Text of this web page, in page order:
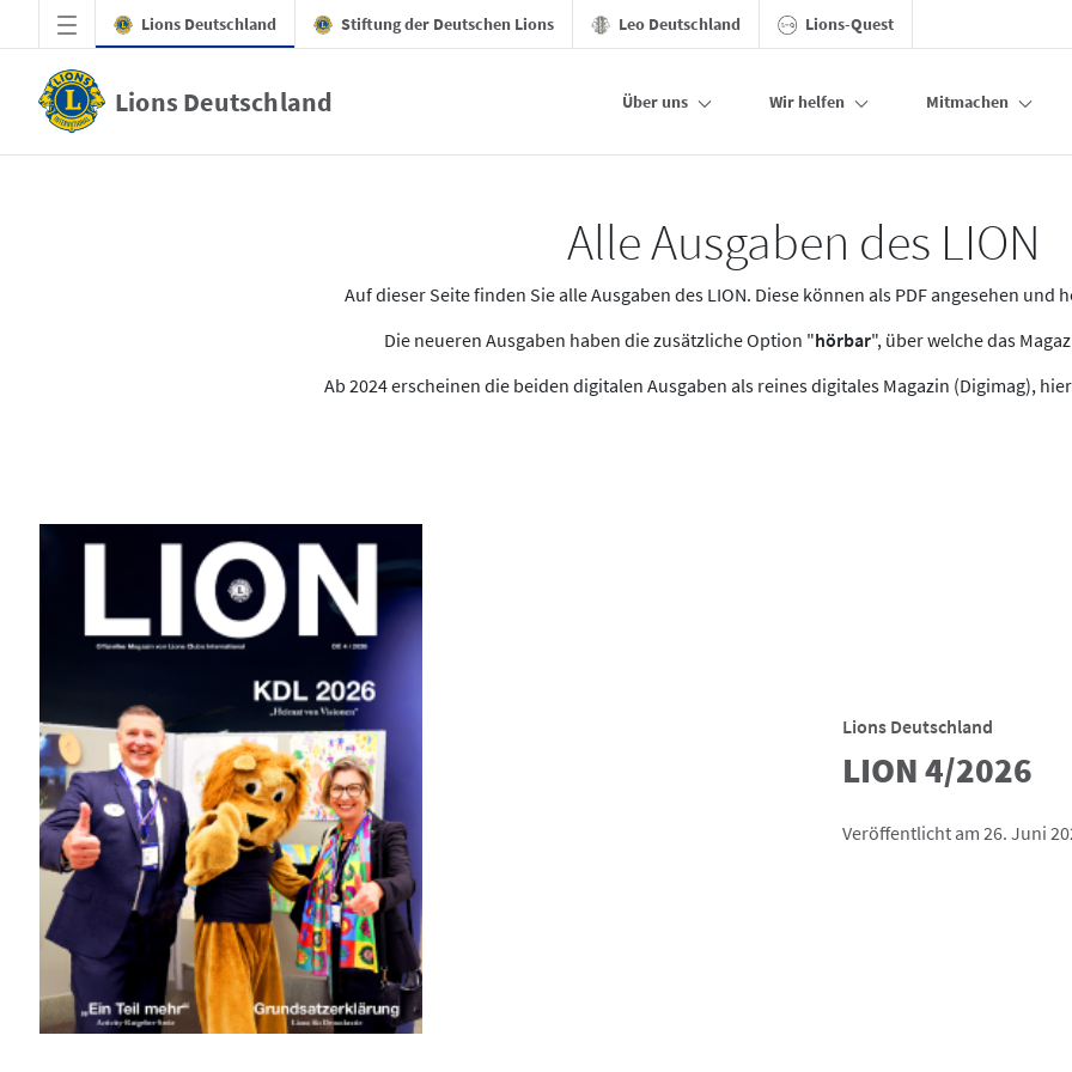
Zum Hauptinhalt springen
Lions Deutschland Stiftung der Deutschen Lions Leo Deutschland Lions-Quest
Lions Deutschland Über uns Wir helfen Mitmachen
Alle Ausgaben des LION
Auf dieser Seite finden Sie alle Ausgaben des LION. Diese können als PDF angesehen und
Die neueren Ausgaben haben die zusätzliche Option "hörbar", über welche das
Ab 2024 erscheinen die beiden digitalen Ausgaben als reines digitales Magazin (Digimag),
Lions Deutschland
LION 4/2026
Veröffentlicht am 26. Juni